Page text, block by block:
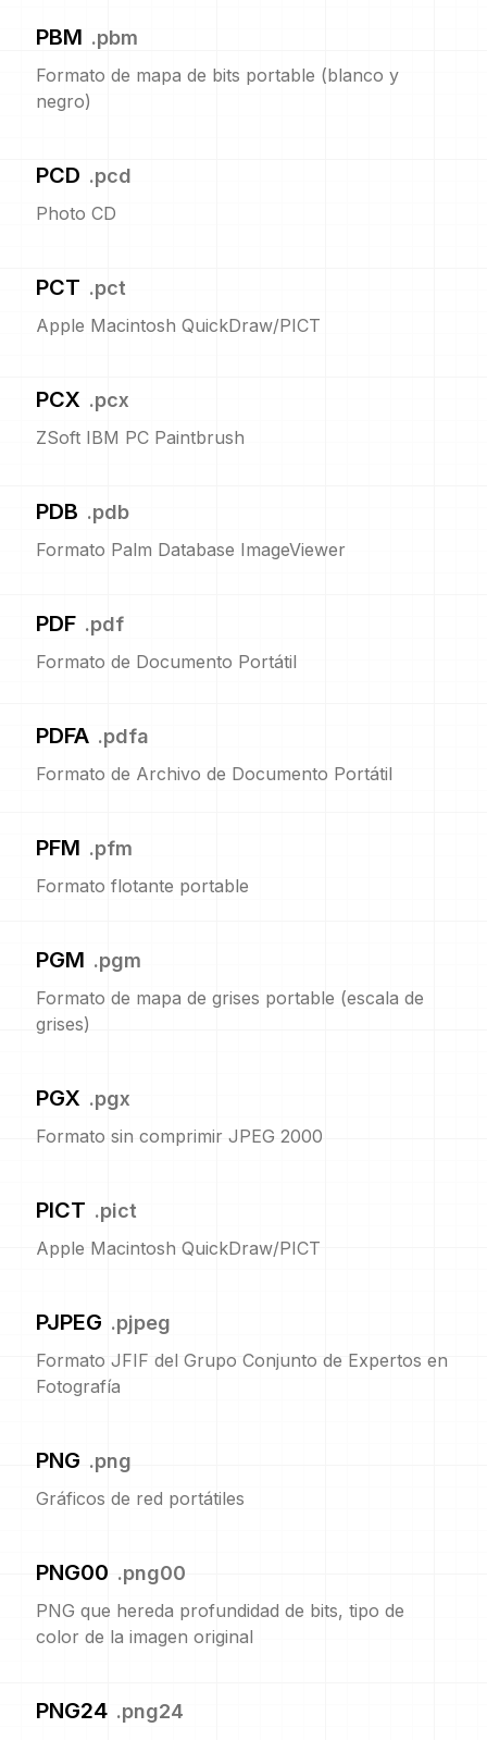
PBM .pbm
Formato de mapa de bits portable (blanco y
negro)
PCD .pcd
Photo CD
PCT .pct
Apple Macintosh QuickDraw/PICT
PCX .pcx
ZSoft IBM PC Paintbrush
PDB .pdb
Formato Palm Database ImageViewer
PDF .pdf
Formato de Documento Portátil
PDFA .pdfa
Formato de Archivo de Documento Portátil
PFM .pfm
Formato flotante portable
PGM .pgm
Formato de mapa de grises portable (escala de
grises)
PGX .pgx
Formato sin comprimir JPEG 2000
PICT .pict
Apple Macintosh QuickDraw/PICT
PJPEG .pjpeg
Formato JFIF del Grupo Conjunto de Expertos en
Fotografía
PNG .png
Gráficos de red portátiles
PNG00 .png00
PNG que hereda profundidad de bits, tipo de
color de la imagen original
PNG24 .png24